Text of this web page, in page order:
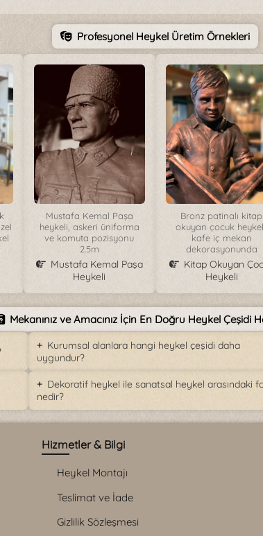
Profesyonel Heykel Üretim Örnekleri
Mustafa Kemal Paşa
heykeli, askeri üniforma
ve komuta pozisyonu
2.5m
Mustafa Kemal Paşa
Heykeli
Bronz patinalı kitap
okuyan çocuk
kafe iç mekan
dekorasyonunda
Kitap Okuyan
Heykeli
Mekanınız ve Amacınız İçin En Doğru Heykel Çeşidi
Kurumsal alanlara hangi heykel çeşidi daha
uygundur?
Dekoratif heykel ile sanatsal heykel arasındaki
nedir?
Hizmetler & Bilgi
Heykel Montajı
Teslimat ve İade
Gizlilik Sözleşmesi